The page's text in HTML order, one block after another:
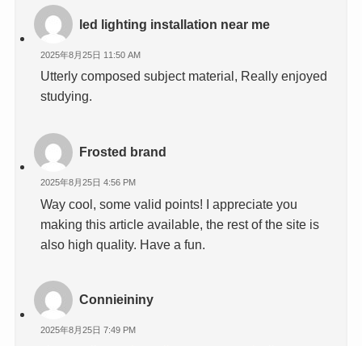
led lighting installation near me
2025年8月25日 11:50 AM
Utterly composed subject material, Really enjoyed
studying.
Frosted brand
2025年8月25日 4:56 PM
Way cool, some valid points! I appreciate you
making this article available, the rest of the site is
also high quality. Have a fun.
Connieininy
2025年8月25日 7:49 PM